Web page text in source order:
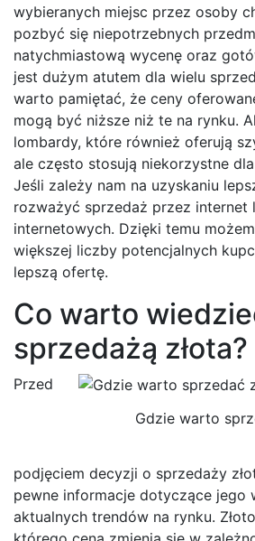
wybieranych miejsc przez osoby
pozbyć się niepotrzebnych
natychmiastową wycenę oraz
jest dużym atutem dla wielu
warto pamiętać, że ceny
mogą być niższe niż te na rynku.
lombardy, które również oferują
ale często stosują niekorzystne
Jeśli zależy nam na uzyskaniu
rozważyć sprzedaż przez internet
internetowych. Dzięki temu
większej liczby potencjalnych
lepszą ofertę.
Co warto
sprzedażą złota?
Gdzie warto
Przed
podjęciem decyzji o sprzedaży
pewne informacje dotyczące jego
aktualnych trendów na rynku.